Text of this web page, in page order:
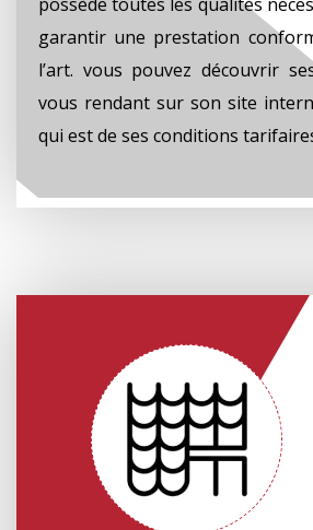
garantir une prestation
l’art. vous pouvez découvrir
vous rendant sur son site
qui est de ses conditions